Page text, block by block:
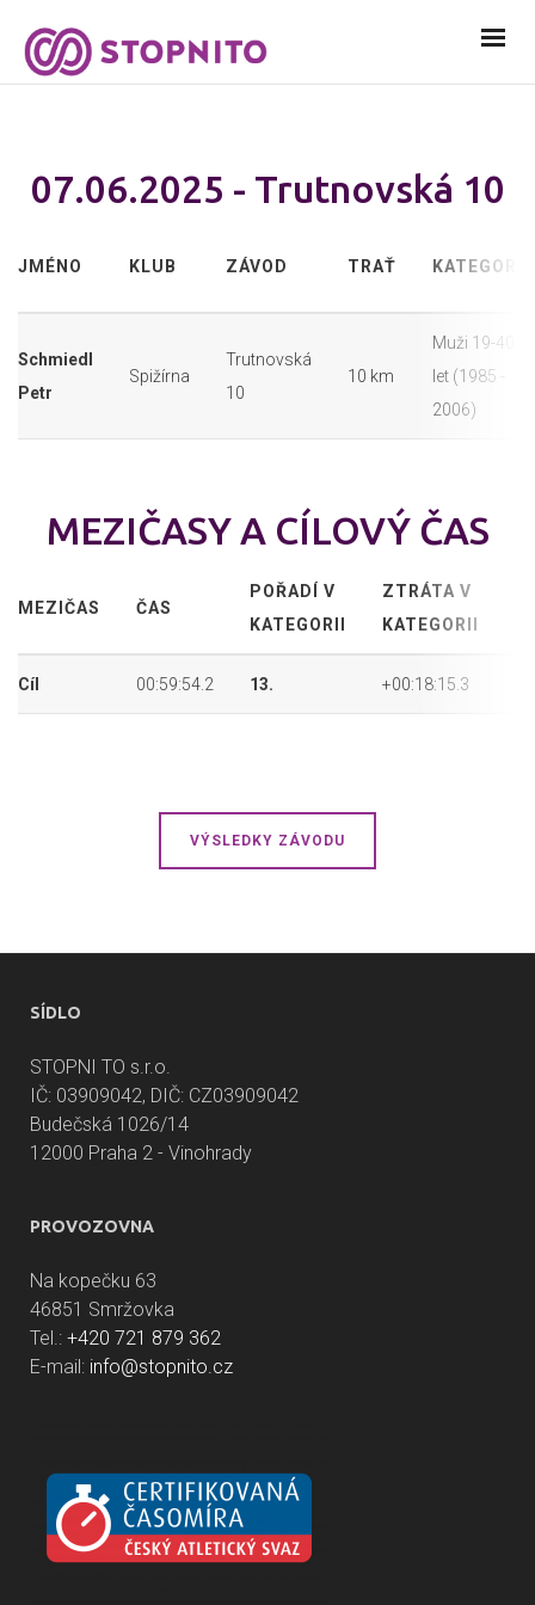
07.06.2025 - Trutnovská 10
JMÉNO KLUB ZÁVOD TRAŤ KATEGORIE
Schmiedl
Petr
Spižírna
Trutnovská
10
10 km
Muži 19-40
let (1985 -
2006)
MEZIČASY A CÍLOVÝ ČAS
MEZIČAS ČAS
POŘADÍ V
KATEGORII
ZTRÁTA V
KATEGORII
Cíl 00:59:54.2 13. +00:18:15.3
VÝSLEDKY ZÁVODU
SÍDLO
STOPNI TO s.r.o.
IČ: 03909042, DIČ: CZ03909042
Budečská 1026/14
12000 Praha 2 - Vinohrady
PROVOZOVNA
Na kopečku 63
46851 Smržovka
Tel.: +420 721 879 362
E-mail: info@stopnito.cz